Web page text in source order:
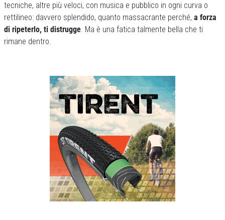
tecniche, altre più veloci, con musica e pubblico in ogni curva o
rettilineo: davvero splendido, quanto massacrante perché, a forza
di ripeterlo, ti distrugge. Ma è una fatica talmente bella che ti
rimane dentro.
Previous